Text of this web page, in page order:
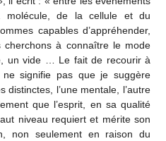
molécule, de la cellule et du
capables d’appréhender,
cherchons à connaître le mode
un vide … Le fait de recourir à
signifie pas que je suggère
distinctes, l’une mentale, l’autre
que l’esprit, en sa qualité
niveau requiert et mérite son
non seulement en raison du